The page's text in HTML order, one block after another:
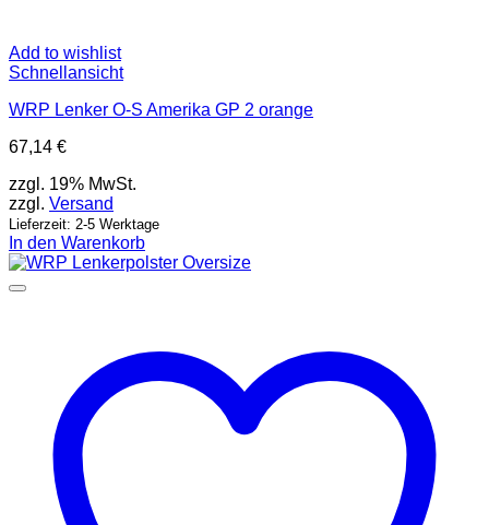
Add to wishlist
Schnellansicht
WRP Lenker O-S Amerika GP 2 orange
67,14 €
zzgl. 19% MwSt.
zzgl. Versand
Lieferzeit: 2-5 Werktage
In den Warenkorb